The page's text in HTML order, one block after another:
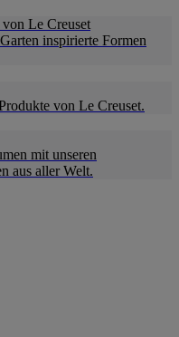
Le Creuset
inspirierte Formen
von Le Creuset.
mit unseren
aus aller Welt.